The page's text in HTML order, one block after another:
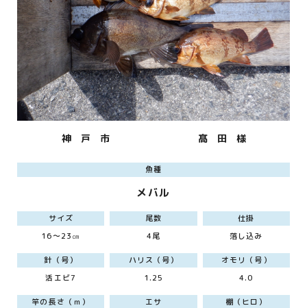
神 戸 市 髙 田 様
魚種
メバル
サイズ
16～23㎝
尾数
4尾
仕掛
落し込み
針（号）
活エビ7
ハリス（号）
1.25
オモリ（号）
4.0
竿の長さ（ｍ）
エサ
棚（ヒロ）